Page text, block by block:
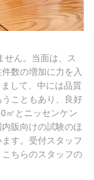
せん。当面は、ス
数の増加に力を入
して、中には品質
こともあり、良好
㎡とニッセンケン
販向けの試験のほ
す。受付スタッフ
ちらのスタッフの